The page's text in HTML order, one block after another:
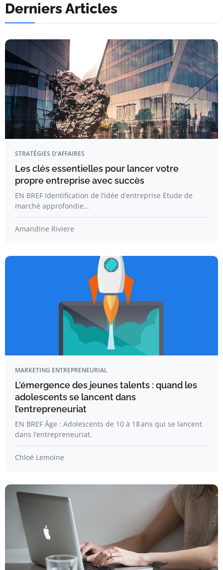
Derniers Articles
STRATÉGIES D'AFFAIRES
Les clés essentielles pour lancer votre
propre entreprise avec succès
EN BREF Identification de l’idée d’entreprise Étude de
marché approfondie…
Amandine Riviere
MARKETING ENTREPRENEURIAL
L’émergence des jeunes talents : quand les
adolescents se lancent dans
l’entrepreneuriat
EN BREF Âge : Adolescents de 10 à 18 ans qui se lancent
dans l’entrepreneuriat.
Chloé Lemoine